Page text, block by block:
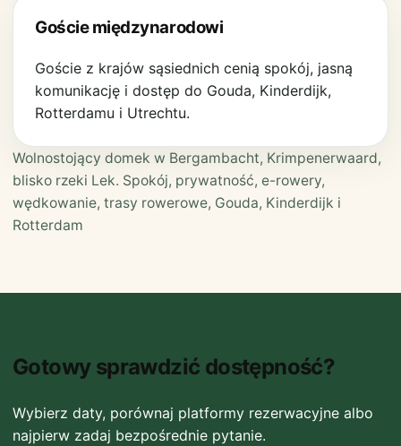
Goście międzynarodowi
Goście z krajów sąsiednich cenią spokój, jasną
komunikację i dostęp do Gouda, Kinderdijk,
Rotterdamu i Utrechtu.
Wolnostojący domek w Bergambacht, Krimpenerwaard,
blisko rzeki Lek. Spokój, prywatność, e-rowery,
wędkowanie, trasy rowerowe, Gouda, Kinderdijk i
Rotterdam
Gotowy sprawdzić dostępność?
Wybierz daty, porównaj platformy rezerwacyjne albo
najpierw zadaj bezpośrednie pytanie.